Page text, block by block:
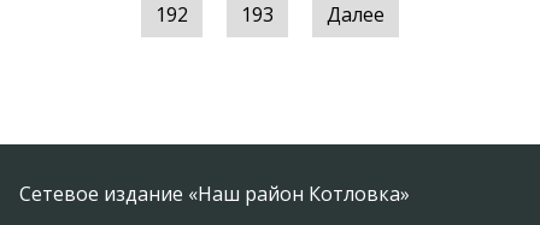
192 193 Далее
Сетевое издание «Наш район Котловка»